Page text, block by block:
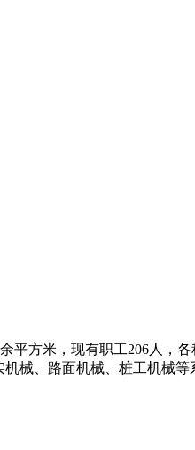
方米，现有职工206人，
械、路面机械、桩工机械等